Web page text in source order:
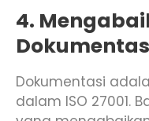
4.
Dokumentasi
dalam ISO 27001.